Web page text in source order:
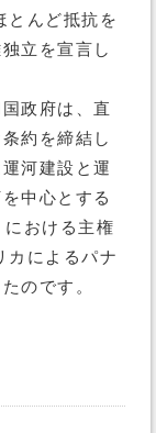
とんど抵抗を
立を宣言し
政府は、直
約を締結し
河建設と運
中心とする
おける主権
カによるパナ
のです。